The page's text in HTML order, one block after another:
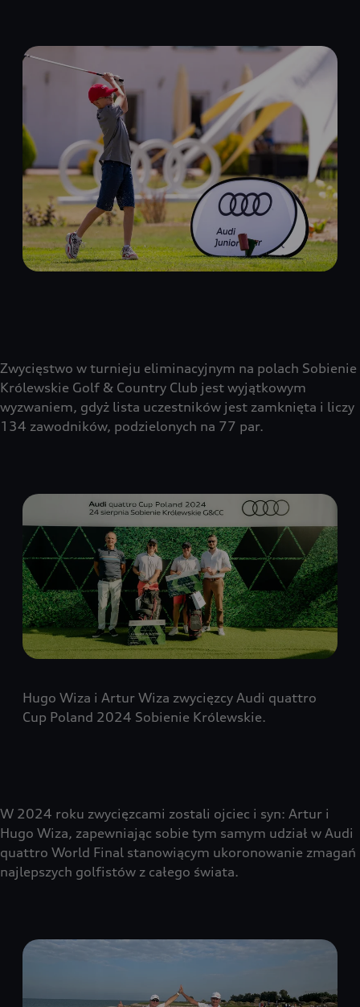
Zwycięstwo w turnieju eliminacyjnym na polach Sobienie
Królewskie Golf & Country Club jest wyjątkowym
wyzwaniem, gdyż lista uczestników jest zamknięta i liczy
134 zawodników, podzielonych na 77 par.
Hugo Wiza i Artur Wiza zwycięzcy Audi quattro
Cup Poland 2024 Sobienie Królewskie.
W 2024 roku zwycięzcami zostali ojciec i syn: Artur i
Hugo Wiza, zapewniając sobie tym samym udział w Audi
quattro World Final stanowiącym ukoronowanie zmagań
najlepszych golfistów z całego świata.